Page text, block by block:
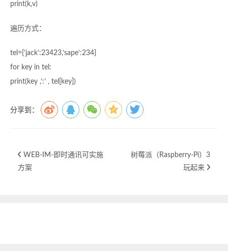
print(k,v)
遍历方式：
tel={‘jack’:23423,‘sape’:234}
for key in tel:
print(key ,‘:’ , tel[key])
分享到：
WEB-IM-即时通讯可实施
方案
树莓派（Raspberry-Pi）3
玩起来